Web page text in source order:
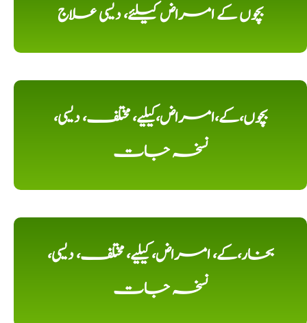
بچوں کے امراض کیلئے، دیسی علاج
بچوں،کے،امراض،کیلیے، مختلف، دیسی،
نسخہ جات
بخار،کے، امراض، کیلیے، مختلف، دیسی،
نسخہ جات